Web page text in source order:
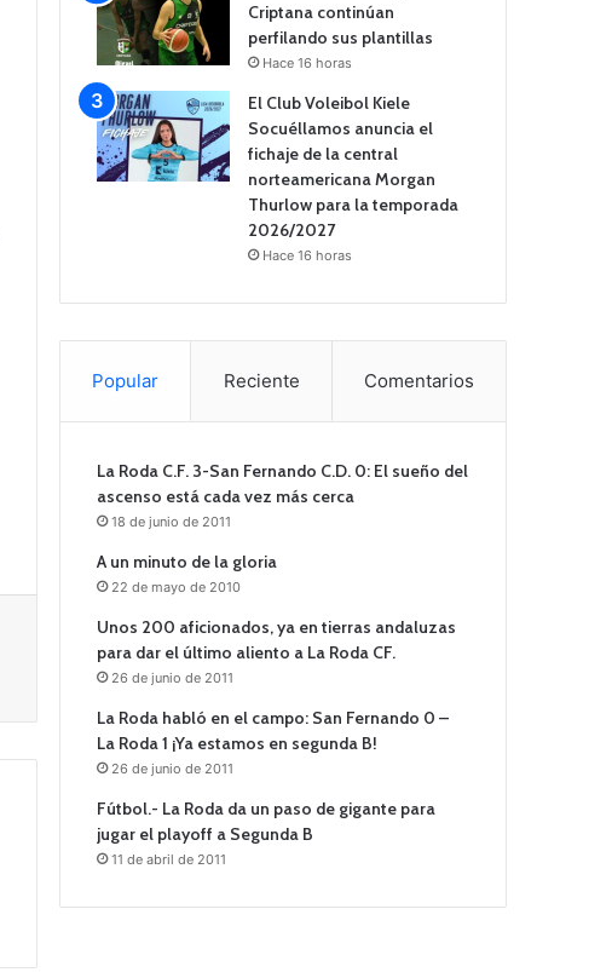
Criptana continúan
perfilando sus plantillas
Hace 16 horas
El Club Voleibol Kiele
Socuéllamos anuncia el
fichaje de la central
norteamericana Morgan
Thurlow para la temporada
2026/2027
Hace 16 horas
Popular Reciente Comentarios
La Roda C.F. 3-San Fernando C.D. 0: El sueño del
ascenso está cada vez más cerca
18 de junio de 2011
A un minuto de la gloria
22 de mayo de 2010
Unos 200 aficionados, ya en tierras andaluzas
para dar el último aliento a La Roda CF.
26 de junio de 2011
La Roda habló en el campo: San Fernando 0 –
La Roda 1 ¡Ya estamos en segunda B!
26 de junio de 2011
Fútbol.- La Roda da un paso de gigante para
jugar el playoff a Segunda B
11 de abril de 2011